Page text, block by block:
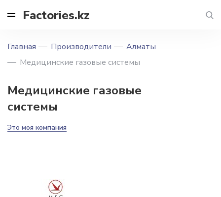
Factories.kz
Главная Производители
Алматы
Медицинские газовые системы
Медицинские газовые
системы
Это моя компания